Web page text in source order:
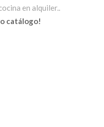
en alquiler..
catálogo!